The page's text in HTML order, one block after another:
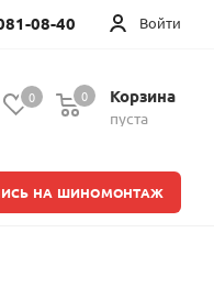
Войти
08-40
0 Корзина
пуста
0
НА ШИНОМОНТАЖ